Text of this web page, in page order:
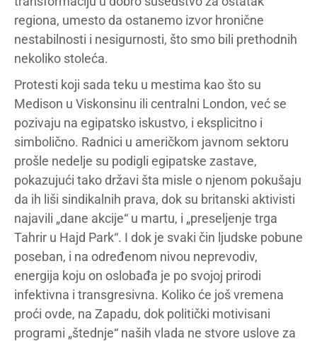
regiona, umesto da ostanemo izvor hronične
nestabilnosti i nesigurnosti, što smo bili prethodnih
nekoliko stoleća.
Protesti koji sada teku u mestima kao što su
Medison u Viskonsinu ili centralni London, već se
pozivaju na egipatsko iskustvo, i eksplicitno i
simbolično. Radnici u američkom javnom sektoru
prošle nedelje su podigli egipatske zastave,
pokazujući tako državi šta misle o njenom pokušaju
da ih liši sindikalnih prava, dok su britanski aktivisti
najavili „dane akcije“ u martu, i „preseljenje trga
Tahrir u Hajd Park“. I dok je svaki čin ljudske pobune
poseban, i na određenom nivou neprevodiv,
energija koju on oslobađa je po svojoj prirodi
infektivna i transgresivna. Koliko će još vremena
proći ovde, na Zapadu, dok politički motivisani
programi „štednje“ naših vlada ne stvore uslove za